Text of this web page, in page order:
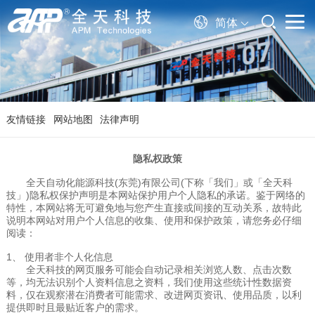
简体
友情链接 网站地图 法律声明
隐私权政策
全天自动化能源科技(东莞)有限公司(下称「我们」或「全天科
技」)隐私权保护声明是本网站保护用户个人隐私的承诺。鉴于网络的
特性，本网站将无可避免地与您产生直接或间接的互动关系，故特此
说明本网站对用户个人信息的收集、使用和保护政策，请您务必仔细
阅读：
1、 使用者非个人化信息
全天科技的网页服务可能会自动记录相关浏览人数、点击次数
等，均无法识别个人资料信息之资料，我们使用这些统计性数据资
料，仅在观察潜在消费者可能需求、改进网页资讯、使用品质，以利
提供即时且最贴近客户的需求。